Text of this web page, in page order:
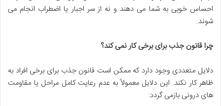
احساس خوبی به شما می دهند و نه از سر اجبار یا اضطراب انجام می
شوند.
چرا قانون جذب برای برخی کار نمی کند؟
دلایل متعددی وجود دارد که ممکن است قانون جذب برای برخی افراد به
ظاهر کار نکند. این دلایل معمولاً به عدم رعایت کامل مراحل یا مقاومت
های درونی بازمی گردد: